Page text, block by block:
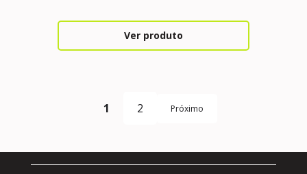
Ver produto
1 2 Próximo